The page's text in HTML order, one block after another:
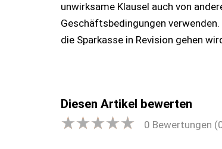
unwirksame Klausel auch von
Geschäftsbedingungen
die Sparkasse in Revision gehen
Diesen Artikel bewerten
0 Bewertungen (